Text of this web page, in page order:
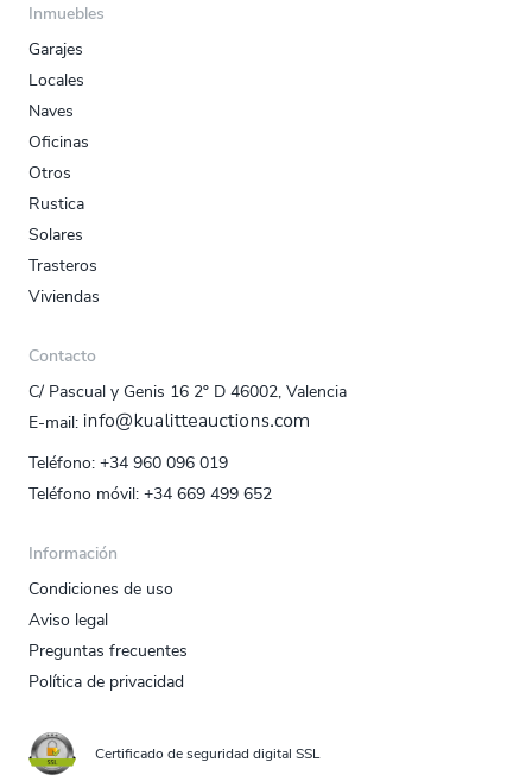
Inmuebles
Garajes
Locales
Naves
Oficinas
Otros
Rustica
Solares
Trasteros
Viviendas
Contacto
C/ Pascual y Genis 16 2º D 46002, Valencia
E‑mail:
Teléfono: +34 960 096 019
Teléfono móvil: +34 669 499 652
Información
Condiciones de uso
Aviso legal
Preguntas frecuentes
Política de privacidad
Certificado de seguridad digital SSL